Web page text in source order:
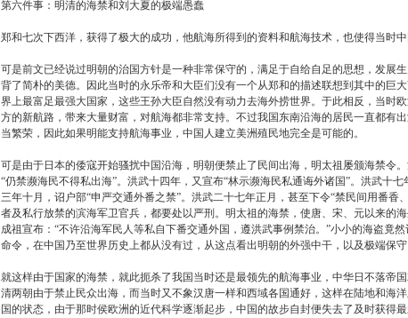
第六件事：明清的海禁和刘大夏的极端愚蠢
郑和七次下西洋，获得了极大的成功，他航海所得到的资料和航海技术，也使得当时中
可是前文已经说过明朝的治国方针是一种非常保守的，满足于自给自足的思想，发展
背了简朴的美德。因此当时的永乐帝和大臣们没有一个从郑和的描述联想到其中的巨
界上最富足最强大国家，这些王孙大臣自然没有动力去海外捞世界。于此相反，当时
方的新航路，带来大量财富，对航海都非常支持。不过我国东南沿海的居民一直都有
当繁荣，因此如果明能支持航海事业，中国人建立美洲殖民地完全是可能的。
可是由于日本的倭寇开始骚扰中国沿海，明朝便禁止了民间出海，明太祖屡颁海禁令
“仍禁濒海民不得私出海”。洪武十四年，又宣布“林示濒海民私通诲外诸国”。洪武十
三年十月，诏户部“申严交通外番之禁”。洪武二十七年正月，甚至下令“禁民间用番香
者及私行放禁的滨海军卫官兵，都要处以严刑。明太祖的海禁，使唐、宋、元以来的
成祖宣布：“不许沿海军民人等私自下番交通外国，遵洪武事例禁治。”小小的海盗竟
命令，在中国乃至世界历史上都从没有过，从这点看出明朝的外强中干，以及极端保守
就这样由于国家的海禁，就此扼杀了我国当时还是最领先的航海事业，中华日不落帝
清两朝由于禁止民众出海，而当时又不象汉唐一样和西域各国通好，这样在陆地和海
国的状态，由于那时侯欧洲的近代科学逐渐起步，中国的故步自封便失去了及时获得